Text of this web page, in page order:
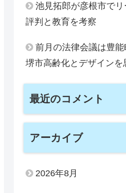
池見拓郎が彦根市で
評判と教育を考察
前月の法律会議は豊
堺市高齢化とデザインを
最近のコメント
アーカイブ
2026年8月